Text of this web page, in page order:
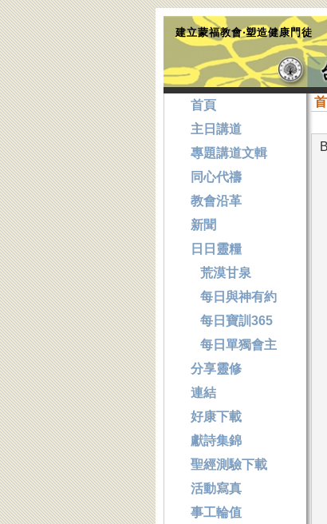
建立蒙福教會‧塑造健康門徒
首頁
主日講道
專題講道文輯
同心代禱
教會沿革
新聞
日日靈糧
荒漠甘泉
每日與神有約
每日寶訓365
每日單獨會主
分享靈修
連結
好康下載
獻詩集錦
聖經測驗下載
活動寫真
事工輪值